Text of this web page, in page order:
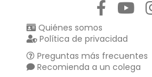
Quiénes somos
Política de privacidad
Preguntas más frecuentes
Recomienda a un colega